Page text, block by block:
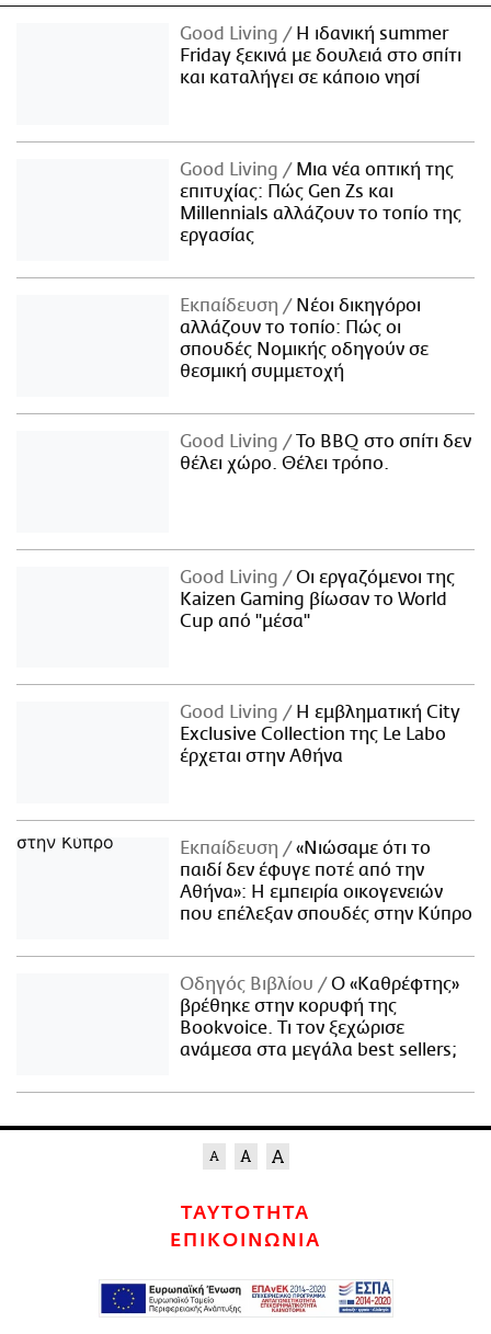
Good Living
Η ιδανική summer
Friday ξεκινά με δουλειά στο σπίτι
και καταλήγει σε κάποιο νησί
Good Living
Μια νέα οπτική της
επιτυχίας: Πώς Gen Zs και
Millennials αλλάζουν το τοπίο της
εργασίας
Εκπαίδευση
Νέοι δικηγόροι
αλλάζουν το τοπίο: Πώς οι
σπουδές Νομικής οδηγούν σε
θεσμική συμμετοχή
Good Living
Το BBQ στο σπίτι δεν
θέλει χώρο. Θέλει τρόπο.
Good Living
Οι εργαζόμενοι της
Kaizen Gaming βίωσαν το World
Cup από "μέσα"
Good Living
Η εμβληματική City
Exclusive Collection της Le Labo
έρχεται στην Αθήνα
Εκπαίδευση
«Νιώσαμε ότι το
παιδί δεν έφυγε ποτέ από την
Αθήνα»: Η εμπειρία οικογενειών
που επέλεξαν σπουδές στην Κύπρο
Οδηγός Βιβλίου
Ο «Καθρέφτης»
βρέθηκε στην κορυφή της
Bookvoice. Τι τον ξεχώρισε
ανάμεσα στα μεγάλα best sellers;
ΤΑΥΤΟΤΗΤΑ
ΕΠΙΚΟΙΝΩΝΙΑ